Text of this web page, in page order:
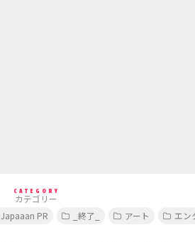
CATEGORY
カテゴリー
Japaaan PR _終了_ アート エン